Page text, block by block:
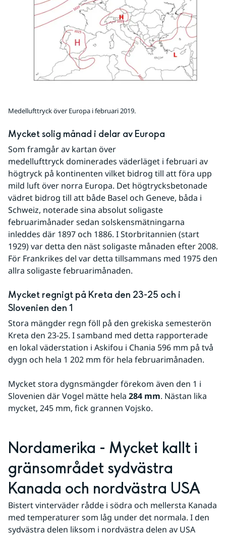
Medellufttryck över Europa i februari 2019.
Mycket solig månad i delar av Europa
Som framgår av kartan över
medellufttryck dominerades väderläget i februari av
högtryck på kontinenten vilket bidrog till att föra upp
mild luft över norra Europa. Det högtrycksbetonade
vädret bidrog till att både Basel och Geneve, båda i
Schweiz, noterade sina absolut soligaste
februarimånader sedan solskensmätningarna
inleddes där 1897 och 1886. I Storbritannien (start
1929) var detta den näst soligaste månaden efter 2008.
För Frankrikes del var detta tillsammans med 1975 den
allra soligaste februarimånaden.
Mycket regnigt på Kreta den 23-25 och i
Slovenien den 1
Stora mängder regn föll på den grekiska semesterön
Kreta den 23-25. I samband med detta rapporterade
en lokal väderstation i Askifou i Chania 596 mm på två
dygn och hela 1 202 mm för hela februarimånaden.
Mycket stora dygnsmängder förekom även den 1 i
Slovenien där Vogel mätte hela 284 mm. Nästan lika
mycket, 245 mm, fick grannen Vojsko.
Nordamerika - Mycket kallt i
gränsområdet sydvästra
Kanada och nordvästra USA
Bistert vinterväder rådde i södra och mellersta Kanada
med temperaturer som låg under det normala. I den
sydvästra delen liksom i nordvästra delen av USA